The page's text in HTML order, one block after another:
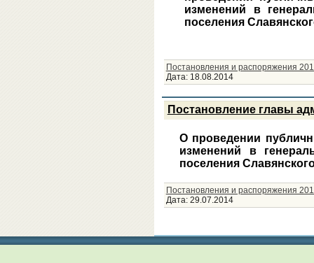
изменений в
поселения
Постановления и распоряжения
Дата: 18.08.2014
Постановление главы
О проведении
изменений в
поселения
Постановления и распоряжения
Дата: 29.07.2014